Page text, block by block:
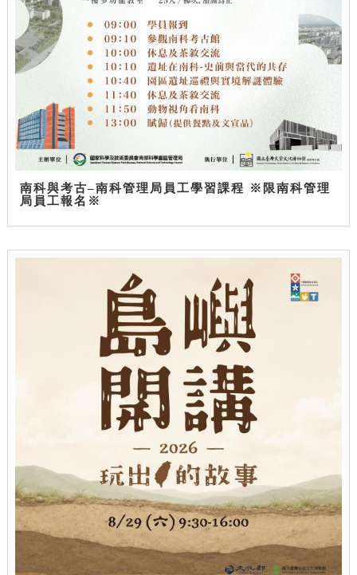
南科與考古–南科管理局員工學習課程 ※限南科管理
局員工報名※